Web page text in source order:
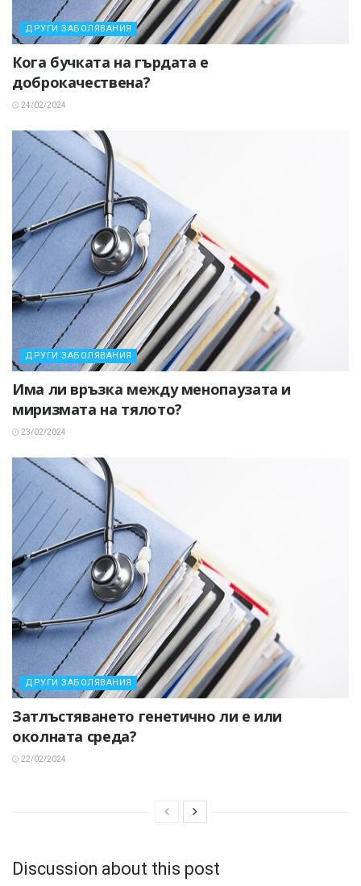
ДРУГИ ЗАБОЛЯВАНИЯ
Кога бучката на гърдата е
доброкачествена?
24/02/2024
ДРУГИ ЗАБОЛЯВАНИЯ
Има ли връзка между менопаузата и
миризмата на тялото?
23/02/2024
ДРУГИ ЗАБОЛЯВАНИЯ
Затлъстяването генетично ли е или
околната среда?
22/02/2024
Discussion about this post